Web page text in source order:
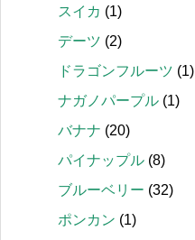
スイカ (1)
デーツ (2)
ドラゴンフルーツ (1)
ナガノパープル (1)
バナナ (20)
パイナップル (8)
ブルーベリー (32)
ポンカン (1)